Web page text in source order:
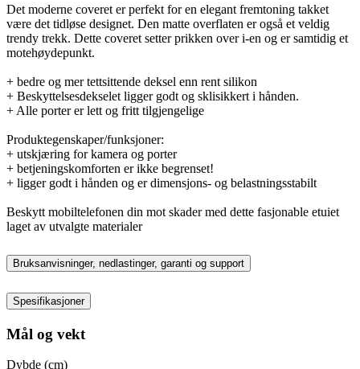
Det moderne coveret er perfekt for en elegant fremtoning takket
være det tidløse designet. Den matte overflaten er også et veldig
trendy trekk. Dette coveret setter prikken over i-en og er samtidig et
motehøydepunkt.
+ bedre og mer tettsittende deksel enn rent silikon
+ Beskyttelsesdekselet ligger godt og sklisikkert i hånden.
+ Alle porter er lett og fritt tilgjengelige
Produktegenskaper/funksjoner:
+ utskjæring for kamera og porter
+ betjeningskomforten er ikke begrenset!
+ ligger godt i hånden og er dimensjons- og belastningsstabilt
Beskytt mobiltelefonen din mot skader med dette fasjonable etuiet
laget av utvalgte materialer
Bruksanvisninger, nedlastinger, garanti og support
Spesifikasjoner
Mål og vekt
Dybde (cm)